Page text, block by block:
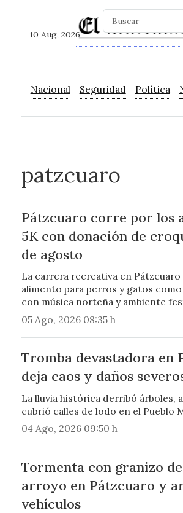
10 Aug, 2026
Nacional Seguridad Política
patzcuaro
Pátzcuaro corre por los
5K con donación de
de agosto
La carrera recreativa en Pátzcuaro
alimento para perros y gatos
con música norteña y ambiente
05 Ago, 2026 08:35 h
Tromba devastadora en
deja caos y daños
La lluvia histórica derribó árboles,
cubrió calles de lodo en el Pueblo
04 Ago, 2026 09:50 h
Tormenta con granizo
arroyo en Pátzcuaro y
vehículos